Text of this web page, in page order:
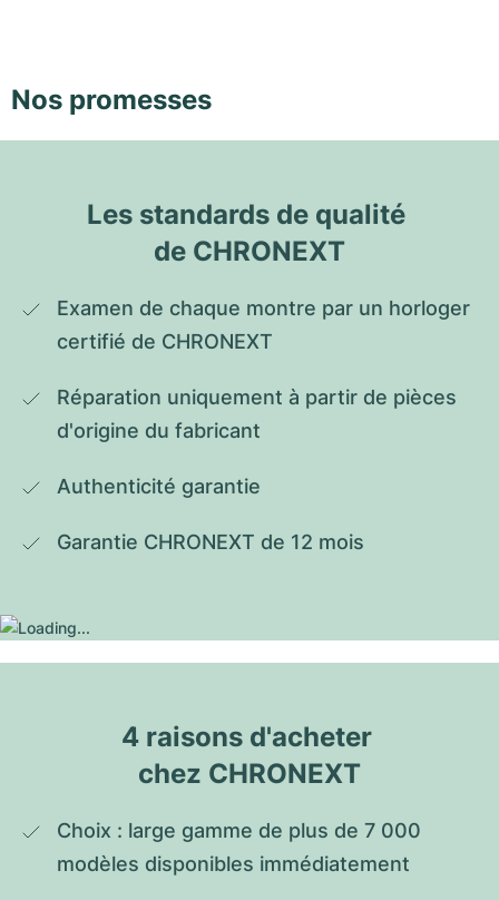
Nos promesses
Les standards de qualité
de CHRONEXT
Examen de chaque montre par un horloger
certifié de CHRONEXT
Réparation uniquement à partir de pièces
d'origine du fabricant
Authenticité garantie
Garantie CHRONEXT de 12 mois
4 raisons d'acheter
chez CHRONEXT
Choix : large gamme de plus de 7 000
modèles disponibles immédiatement